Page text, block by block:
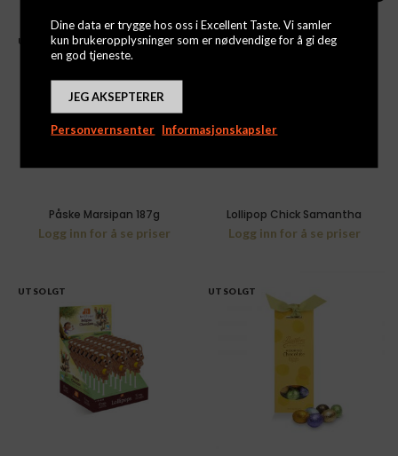
UTSOLGT
Påske Marsipan 187g
Logg inn for å se priser
UTSOLGT
Lollipop Chick Samantha
Logg inn for å se priser
UTSOLGT UTSOLGT
Dine data er trygge hos oss i Excellent Taste. Vi samler
kun brukeropplysninger som er nødvendige for å gi deg
en god tjeneste.
JEG AKSEPTERER
Personvernsenter Informasjonskapsler